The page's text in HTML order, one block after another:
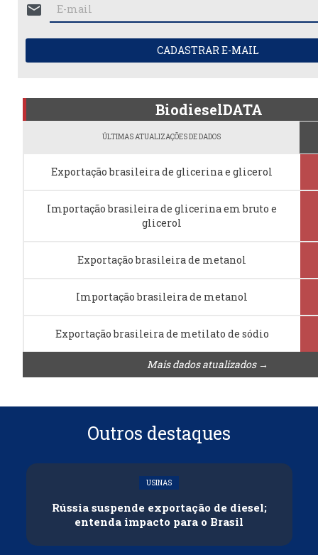
mail
CADASTRAR E-MAIL
BiodieselDATA
ÚLTIMAS ATUALIZAÇÕES DE DADOS
Exportação brasileira de glicerina e glicerol
Importação brasileira de glicerina em bruto e
glicerol
Exportação brasileira de metanol
Importação brasileira de metanol
Exportação brasileira de metilato de sódio
Mais dados atualizados →
Outros destaques
USINAS
Rússia suspende exportação de diesel;
entenda impacto para o Brasil